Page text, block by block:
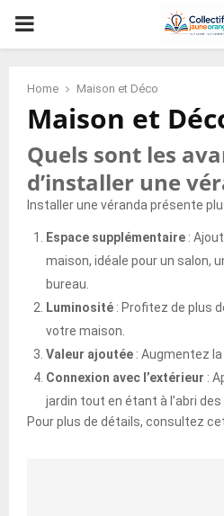
PRIMARY
Home Maison et Déco
Maison et
Quels sont les
d’installer une
Installer une véranda présente
Espace supplémentaire :
maison, idéale pour un salon,
bureau.
Luminosité : Profitez de plus
votre maison.
Valeur ajoutée : Augmentez
Connexion avec l’extérieur :
jardin tout en étant à l’abri
Pour plus de détails, consultez